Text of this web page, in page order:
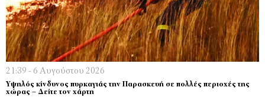
21:39 - 6 Αυγούστου 2026
Υψηλός κίνδυνος πυρκαγιάς την Παρασκευή σε πολλές περιοχές της
χώρας – Δείτε τον χάρτη